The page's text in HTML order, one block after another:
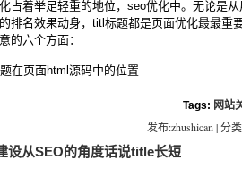
占着举足轻重的地位，seo优化中。无论是
排名效果动身，titl标题都是页面优化最最重
的六个方面：
在页面html源码中的位置
Tags: 网站
发布:zhushican | 分
设从SEO的角度话说title长短